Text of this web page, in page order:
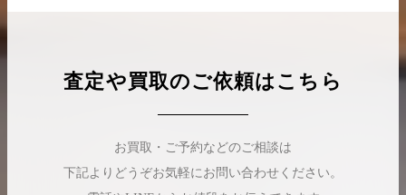
査定や買取のご依頼はこちら
お買取・ご予約などのご相談は
下記よりどうぞお気軽にお問い合わせください。